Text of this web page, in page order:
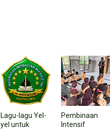
Lagu-lagu Yel-
yel untuk
Pembinaan
Intensif